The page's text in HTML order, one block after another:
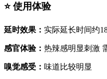
⭐ 使用体验
延时效果： 实际延长时间约
感官体验： 热辣感明显刺激
嗅觉感受： 味道比较明显